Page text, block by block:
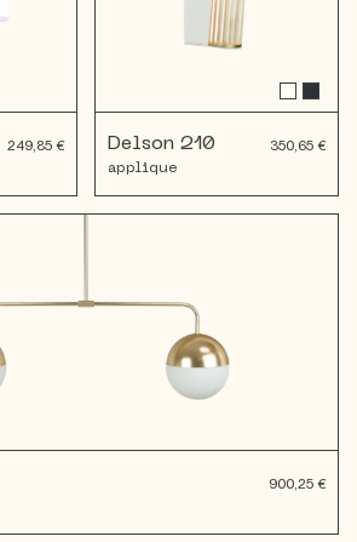
249,85 €
Delson 210
350,65 €
applique
900,25 €